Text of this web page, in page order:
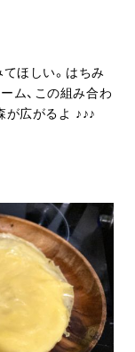
ほしい。はちみ
ム、この組み合わ
が広がるよ ♪♪♪